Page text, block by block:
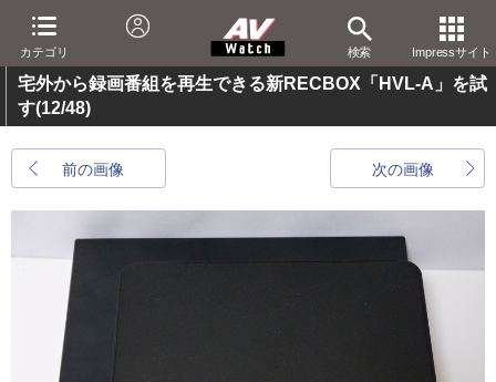
カテゴリ 検索 Impressサイト
宅外から録画番組を再生できる新RECBOX「HVL-A」を試
す(12/48)
前の画像 次の画像